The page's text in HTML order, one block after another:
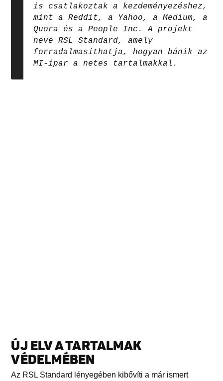
is csatlakoztak a kezdeményezéshez,
mint a Reddit, a Yahoo, a Medium, a
Quora és a People Inc. A projekt
neve RSL Standard, amely
forradalmasíthatja, hogyan bánik az
MI-ipar a netes tartalmakkal.
ÚJ ELV A TARTALMAK
VÉDELMÉBEN
Az RSL Standard lényegében kibővíti a már ismert